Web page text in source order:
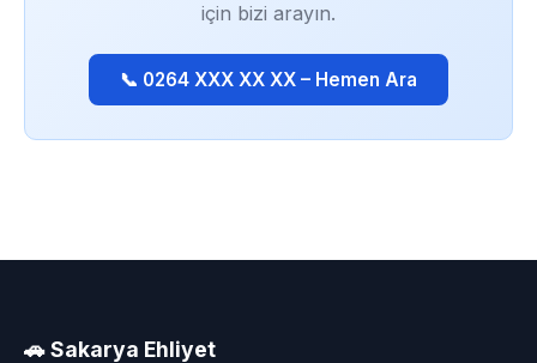
için bizi arayın.
📞 0264 XXX XX XX – Hemen Ara
🚗 Sakarya Ehliyet